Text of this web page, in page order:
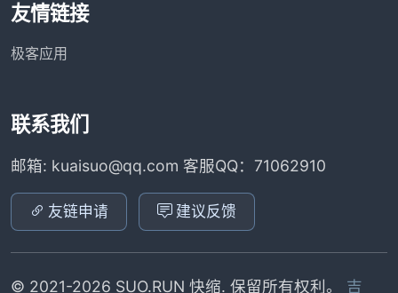
友情链接
极客应用
联系我们
邮箱: kuaisuo@qq.com 客服QQ：71062910
友链申请 建议反馈
© 2021-2026 SUO.RUN 快缩. 保留所有权利。 吉